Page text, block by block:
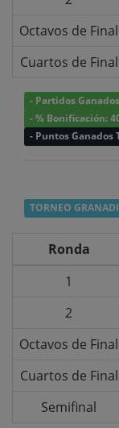
Octavos de Final
Cuartos de Final
- Partidos
- % Bonificación:
- Puntos Ganados
TORNEO
Ronda
1
2
Octavos de Final
Cuartos de Final
Semifinal